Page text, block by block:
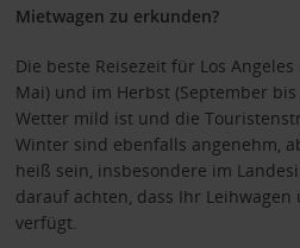
Mietwagen zu erkunden?
Die beste Reisezeit für Los
Mai) und im Herbst (September
Wetter mild ist und die
Winter sind ebenfalls angenehm,
heiß sein, insbesondere im
darauf achten, dass Ihr
verfügt.